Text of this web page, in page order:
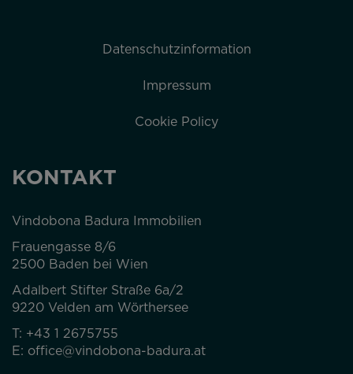
Datenschutzinformation
Impressum
Cookie Policy
KONTAKT
Vindobona Badura Immobilien
Frauengasse 8/6
2500 Baden bei Wien
Adalbert Stifter Straße 6a/2
9220 Velden am Wörthersee
T: +43 1 2675755
E: office@vindobona-badura.at